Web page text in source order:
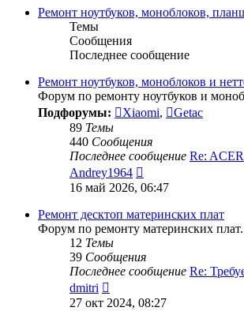
сообщению
Ремонт ноутбуков, моноблоков,
Темы
Сообщения
Последнее сообщение
Ремонт ноутбуков, моноблоков и
Форум по ремонту ноутбуков и
Подфорумы:
Xiaomi,
Getac
89 Темы
440 Сообщения
Последнее сообщение Re:
Andrey1964
к
сообщению
16 май 2026, 06:47
Ремонт десктоп материнских плат
Форум по ремонту материнских плат.
12 Темы
39 Сообщения
Последнее сообщение Re:
dmitri
к
27 окт 2024, 08:27